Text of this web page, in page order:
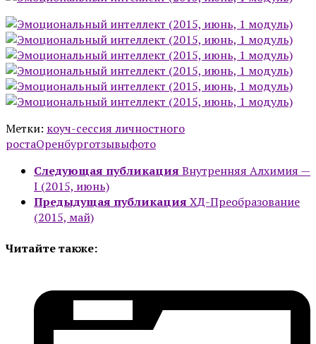
Метки: коуч-сессия личностного
ростаОренбурготзывыфото
Следующая публикация Внутренняя Алхимия —
I (2015, июнь)
Предыдущая публикация ХД-Преобразование
(2015, май)
Читайте также: